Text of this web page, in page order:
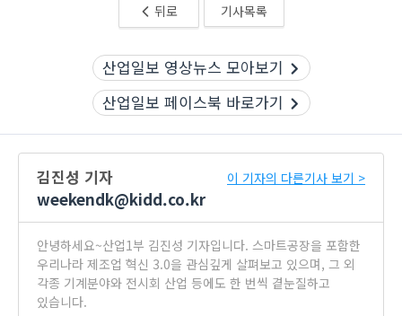
뒤로 기사목록
산업일보 영상뉴스 모아보기
산업일보 페이스북 바로가기
김진성 기자
weekendk@kidd.co.kr
이 기자의 다른기사 보기 >
안녕하세요~산업1부 김진성 기자입니다. 스마트공장을 포함한
우리나라 제조업 혁신 3.0을 관심깊게 살펴보고 있으며, 그 외
각종 기계분야와 전시회 산업 등에도 한 번씩 곁눈질하고
있습니다.